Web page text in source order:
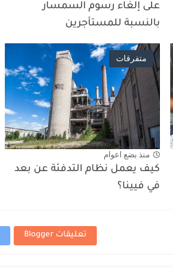
على إلغاء رسوم السمسار
بالنسبة للمستأجرين
متفرقات
منذ بضع اعوام
كيف يعمل نظام التدفئة عن بعد
في فيينا؟
تعليقات Blogger